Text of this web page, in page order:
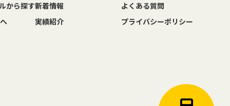
から探す新着情報
実績紹介
よくある質問
プライバシーポリシー